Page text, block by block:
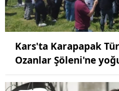
Kars'ta Karapapak
Ozanlar Şöleni'ne